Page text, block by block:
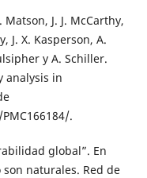
J. J. McCarthy,
J. X. Kasperson, A.
y A. Schiller.
analysis in
.
global”. En
son naturales. Red de